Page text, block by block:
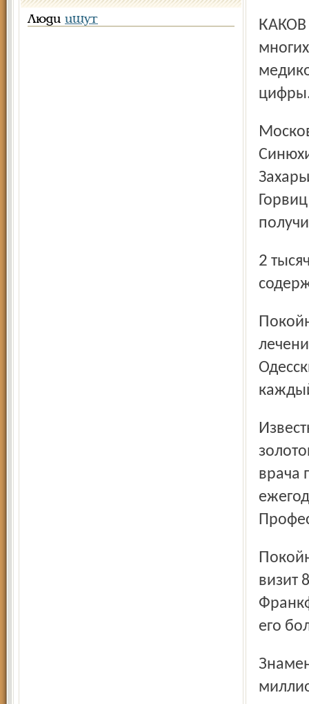
Люди ищут КАКОВ ОН – ДОКТОР-СКИЙ ГОНОРАР? Этот, интересующий
Московские миллионеры Третьяковы, Морозовы,
2 тысячи рублей да за прием 5 тысяч. На ежедневное
Покойный Боткин за трехдневное (вполне успешное)
Известный миллионер Немчинов, сибирский
врача
Покойный Мальцев за-платил профессору Эйхвальду за
визит
его
Знаменитый Шарко приезжал в Петербург к больному